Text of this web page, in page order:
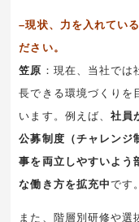
–現状、力を入れてい
ださい。
笠原 ：現在、当社で
長できる環境づくりを
います。例えば、 社員
公募制度（チャレンジ
事を両立しやすいよう
な働き方を拡充中です。
また、階層別研修や選